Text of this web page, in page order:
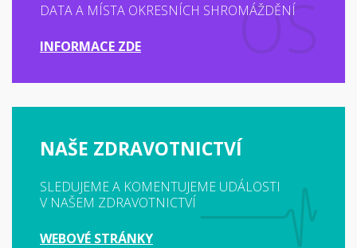
DATA A MÍSTA OKRESNÍCH SHROMÁŽDĚNÍ
INFORMACE ZDE
NAŠE ZDRAVOTNICTVÍ
SLEDUJEME A KOMENTUJEME UDÁLOSTI
V NAŠEM ZDRAVOTNICTVÍ
WEBOVÉ STRÁNKY